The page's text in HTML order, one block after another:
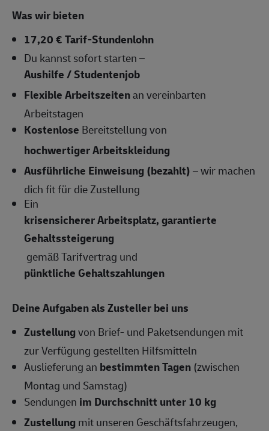
Was wir bieten
17,20 € Tarif-Stundenlohn
Du kannst sofort starten –
Aushilfe / Studentenjob
Flexible Arbeitszeitenan vereinbarten
Arbeitstagen
Kostenlose Bereitstellung von
hochwertiger Arbeitskleidung
Ausführliche Einweisung (bezahlt)– wir machen
dich fit für die Zustellung
Ein
krisensicherer Arbeitsplatz, garantierte
Gehaltssteigerung
gemäß Tarifvertrag und
pünktliche Gehaltszahlungen
Deine Aufgaben als Zusteller bei uns
Zustellungvon Brief- und Paketsendungen mit
zur Verfügung gestellten Hilfsmitteln
Auslieferung an bestimmten Tagen (zwischen
Montag und Samstag)
Sendungen im Durchschnitt unter 10 kg
Zustellungmit unseren Geschäftsfahrzeugen,